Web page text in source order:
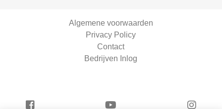
Algemene voorwaarden
Privacy Policy
Contact
Bedrijven Inlog